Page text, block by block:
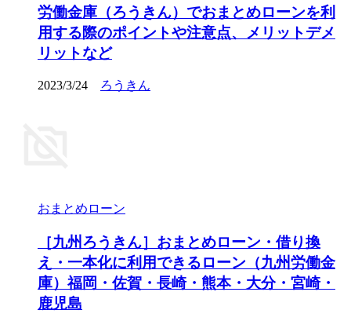
労働金庫（ろうきん）でおまとめローンを利
用する際のポイントや注意点、メリットデメ
リットなど
2023/3/24 ろうきん
おまとめローン
［九州ろうきん］おまとめローン・借り換
え・一本化に利用できるローン（九州労働金
庫）福岡・佐賀・長崎・熊本・大分・宮崎・
鹿児島